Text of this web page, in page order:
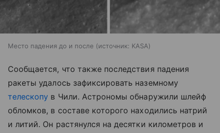
Место падения до и после источник: KASA
Сообщается, что также последствия падения
ракеты удалось зафиксировать наземному
телескопу в Чили. Астрономы обнаружили шлейф
обломков, в составе которого находились натрий
и литий. Он растянулся на десятки километров и